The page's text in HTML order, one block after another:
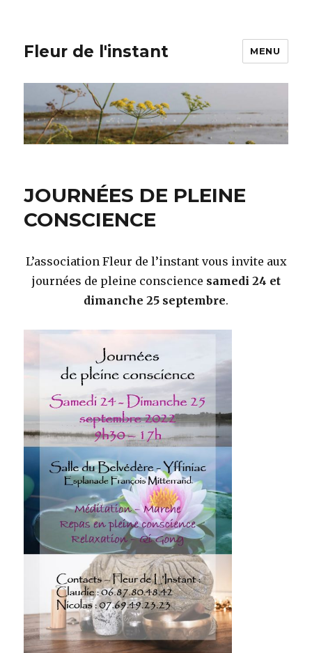
Fleur de l'instant MENU
JOURNÉES DE PLEINE
CONSCIENCE
L’association Fleur de l’instant vous invite aux
journées de pleine conscience samedi 24 et
dimanche 25 septembre.